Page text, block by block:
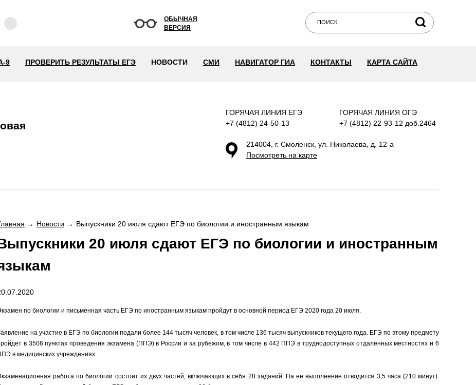
ОБЫЧНАЯ
ВЕРСИЯ
9 ПРОВЕРИТЬ РЕЗУЛЬТАТЫ ЕГЭ НОВОСТИ СМИ НАВИГАТОР ГИА КОНТАКТЫ КАРТА САЙТА
ГОРЯЧАЯ ЛИНИЯ ЕГЭ
+7 (4812) 24-50-13
ГОРЯЧАЯ ЛИНИЯ ОГЭ
+7 (4812) 22-93-12 доб.2464
214004, г. Смоленск, ул. Николаева, д. 12-а
Посмотреть на карте
Новости Выпускники 20 июля сдают ЕГЭ по биологии и иностранным языкам
20 июля сдают ЕГЭ по биологии и иностранным
по биологии и письменная часть ЕГЭ по иностранным языкам пройдут в основной период ЕГЭ 2020 года 20 июля.
на участие в ЕГЭ по биологии подали более 144 тысяч человек, в том числе 136 тысяч выпускников текущего года. ЕГЭ по этому предмету
в 3506 пунктах проведения экзамена (ППЭ) в России и за рубежом, в том числе в 442 ППЭ в труднодоступных отдаленных местностях и 6
в медицинских учреждениях.
работа по биологии состоит из двух частей, включающих в себя 28 заданий. На ее выполнение отводится 3,5 часа (210 минут).